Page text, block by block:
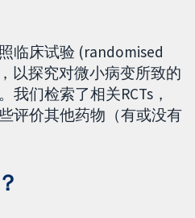
临床试验 (randomised
以探究对微小病变所致的
我们检索了相关RCTs，
评价其他药物（有或没有